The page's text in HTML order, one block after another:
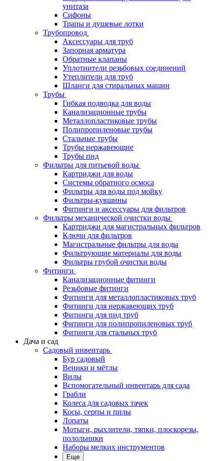
унитаза
Сифоны
Трапы и душевые лотки
Трубопровод
Аксессуары для труб
Запорная арматура
Обратные клапаны
Уплотнители резьбовых соединений
Утеплители для труб
Шланги для стиральных машин
Трубы
Гибкая подводка для воды
Канализационные трубы
Металлопластиковые трубы
Полипропиленовые трубы
Стальные трубы
Трубы нержавеющие
Трубы пнд
Фильтры для питьевой воды
Картриджи для воды
Системы обратного осмоса
Фильтры для воды под мойку
Фильтры-кувшины
Фитинги и аксессуары для фильтров
Фильтры механической очистки воды
Картриджи для магистральных фильтров
Ключи для фильтров
Магистральные фильтры для воды
Фильтрующие материалы для воды
Фильтры грубой очистки воды
Фитинги
Канализационные фитинги
Резьбовые фитинги
Фитинги для металлопластиковых труб
Фитинги для нержавеющих труб
Фитинги для пнд труб
Фитинги для полипропиленовых труб
Фитинги для стальных труб
Дача и сад
Садовый инвентарь
Бур садовый
Веники и мётлы
Вилы
Вспомогательный инвентарь для сада
Грабли
Колеса для садовых тачек
Косы, серпы и пилы
Лопаты
Мотыги, рыхлители, тяпки, плоскорезы,
полольники
Наборы мелких инструментов
Еще